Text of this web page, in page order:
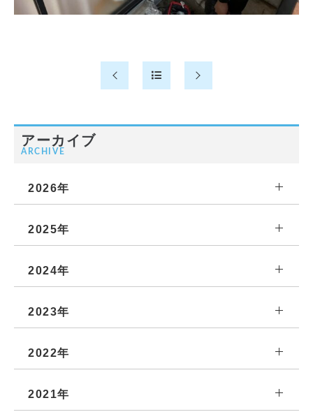
アーカイブ
ARCHIVE
2026年
2025年
2024年
2023年
2022年
2021年